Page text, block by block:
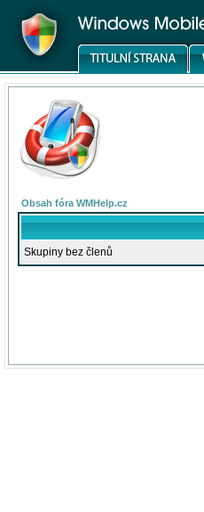
Obsah fóra WMHelp.cz
Skupiny bez členů